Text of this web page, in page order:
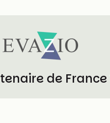
de France